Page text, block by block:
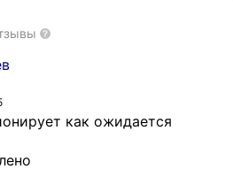
как ожидается